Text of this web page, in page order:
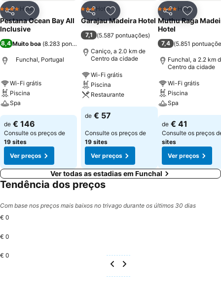
PartilharAdicionar aos favoritos
4 EstrelasHotel
Pestana Ocean Bay All
Inclusive
8,4Muito boa (8.283 pontuações
Funchal, Portugal
Wi-Fi grátis
Piscina
Spa
de € 146
Consulte os preços de
19 sites
Ver preços
PartilharAdicionar aos favoritos
3 Estrelas
Hotel
Garajau Madeira Hotel
7,1 (5.587 pontuações)
Caniço, a 2.0 km de
Centro da cidade
Wi-Fi grátis
Piscina
Restaurante
de € 57
Consulte os preços de
19 sites
Ver preços
Partilhar
4 EstrelasHotel
Muthu Raga
Hotel
7,4 (5.851
Funchal, a 2.2 km
Centro da cidade
Wi-Fi grátis
Piscina
Spa
de € 41
Consulte os preços
sites
Ver preços
Ver todas as estadias em Funchal
Tendência dos preços
Com base nos preços mais baixos no trivago durante os últimos 30 dias
€ 0
€ 0
€ 0